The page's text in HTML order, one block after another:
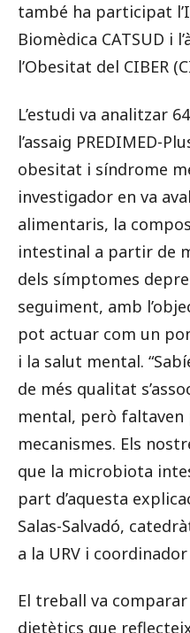
també ha participat
Biomèdica CATSUD i
l’Obesitat del CIBER
L’estudi va analitzar
l’assaig PREDIMED-
obesitat i síndrome
investigador en va
alimentaris, la
intestinal a partir de
dels símptomes
seguiment, amb
pot actuar com un
i la salut mental.
de més qualitat
mental, però faltaven
mecanismes. Els
que la microbiota
part d’aquesta
Salas-Salvadó,
a la URV i coordinador
El treball va
dietètics que